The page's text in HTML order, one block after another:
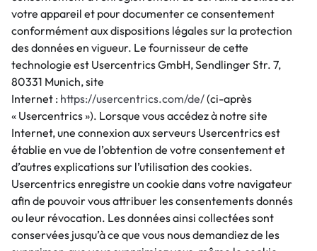
votre appareil et pour documenter ce consentement
conformément aux dispositions légales sur la protection
des données en vigueur. Le fournisseur de cette
technologie est Usercentrics GmbH, Sendlinger Str. 7,
80331 Munich, site
Internet : https://usercentrics.com/de/(ci-après
« Usercentrics »). Lorsque vous accédez à notre site
Internet, une connexion aux serveurs Usercentrics est
établie en vue de l’obtention de votre consentement et
d’autres explications sur l’utilisation des cookies.
Usercentrics enregistre un cookie dans votre navigateur
afin de pouvoir vous attribuer les consentements donnés
ou leur révocation. Les données ainsi collectées sont
conservées jusqu’à ce que vous nous demandiez de les